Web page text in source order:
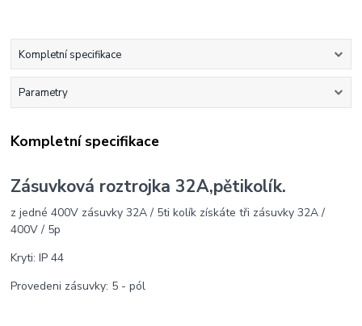
Kompletní specifikace
Parametry
Kompletní specifikace
Zásuvková roztrojka 32A,pětikolík.
z jedné 400V zásuvky 32A / 5ti kolík získáte tři zásuvky 32A /
400V / 5p
Kryti: IP 44
Provedeni zásuvky: 5 - pól